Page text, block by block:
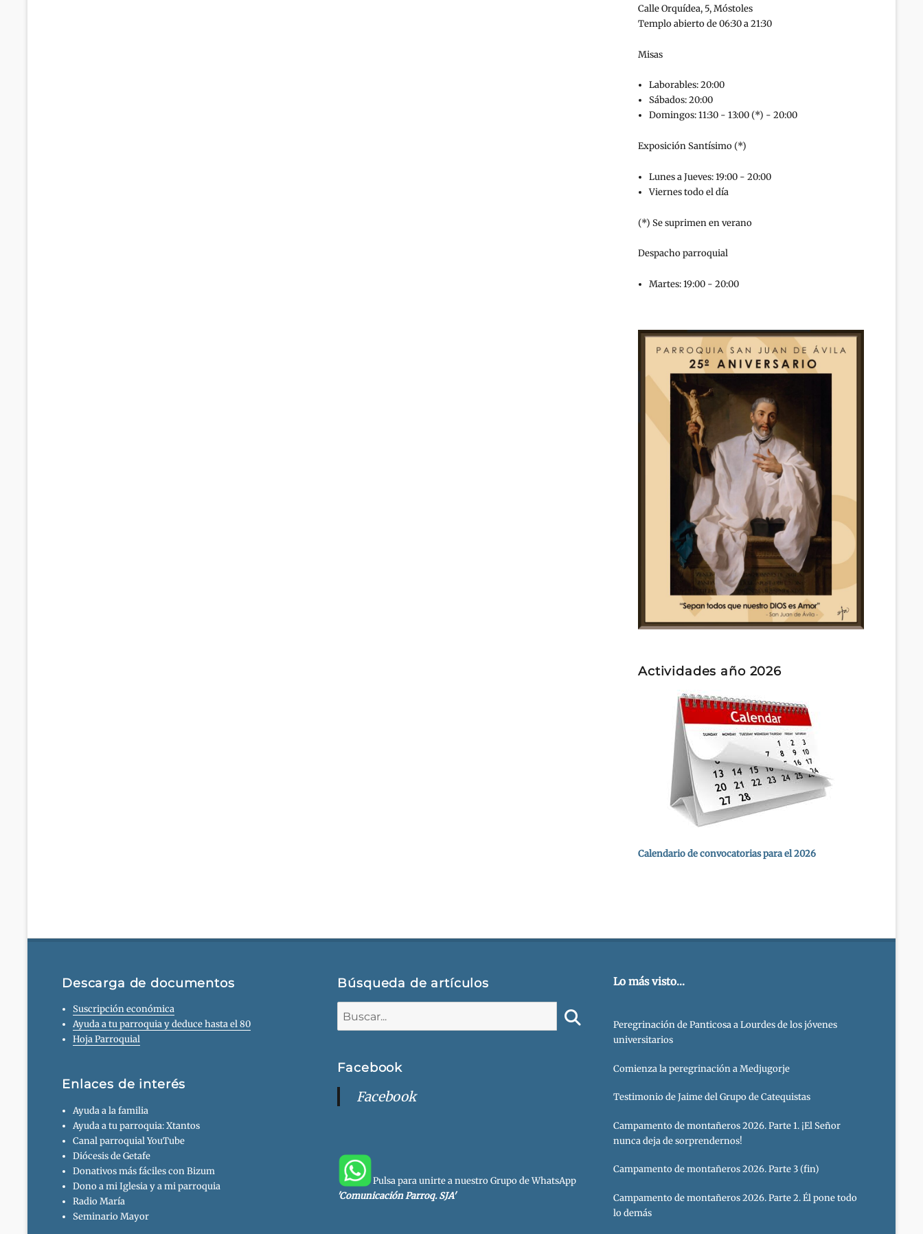
Calle Orquídea, 5, Móstoles
Templo abierto de 06:30 a 21:30
Misas
Laborables: 20:00
Sábados: 20:00
Domingos: 11:30 - 13:00 (*) - 20:00
Exposición Santísimo (*)
Lunes a Jueves: 19:00 - 20:00
Viernes todo el día
(*) Se suprimen en verano
Despacho parroquial
Martes: 19:00 - 20:00
Actividades año 2026
Calendario de convocatorias para el 2026
Descarga de documentos
Suscripción económica
Ayuda a tu parroquia y deduce hasta el 80
Hoja Parroquial
Enlaces de interés
Ayuda a la familia
Ayuda a tu parroquia: Xtantos
Canal parroquial YouTube
Diócesis de Getafe
Donativos más fáciles con Bizum
Dono a mi Iglesia y a mi parroquia
Radio María
Seminario Mayor
Búsqueda de artículos
Facebook
Facebook
Pulsa para unirte a nuestro Grupo de WhatsApp
'Comunicación Parroq. SJA'
Lo más visto...
Peregrinación de Panticosa a Lourdes de los jóvenes
universitarios
Comienza la peregrinación a Medjugorje
Testimonio de Jaime del Grupo de Catequistas
Campamento de montañeros 2026. Parte 1. ¡El Señor
nunca deja de sorprendernos!
Campamento de montañeros 2026. Parte 3 (fin)
Campamento de montañeros 2026. Parte 2. Él pone todo
lo demás